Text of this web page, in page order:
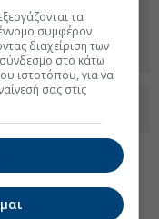
τα
συμφέρον
διαχείριση των
στο κάτω
ιστοτόπου, για να
σας στις